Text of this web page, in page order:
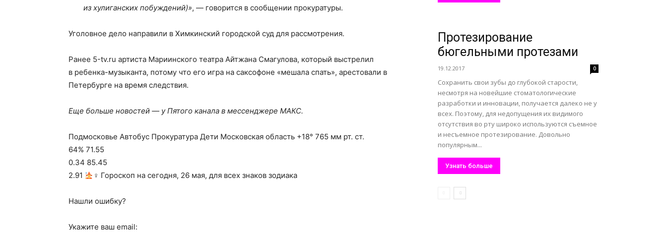
из хулиганских побуждений)», — говорится в сообщении прокуратуры.
Уголовное дело направили в Химкинский городской суд для рассмотрения.
Ранее 5-tv.ru артиста Мариинского театра Айтжана Смагулова, который выстрелил
в ребенка-музыканта, потому что его игра на саксофоне «мешала спать», арестовали в
Петербурге на время следствия.
Еще больше новостей — у Пятого канала в мессенджере МАКС.
Подмосковье Автобус Прокуратура Дети Московская область +18° 765 мм рт. ст.
64% 71.55
0.34 85.45
2.91
‍♀ Гороскоп на сегодня, 26 мая, для всех знаков зодиака
Нашли ошибку?
Укажите ваш email:
Протезирование
бюгельными протезами
19.12.2017 0
Сохранить свои зубы до глубокой старости,
несмотря на новейшие стоматологические
разработки и инновации, получается далеко не у
всех. Поэтому, для недопущения их видимого
отсутствия во рту широко используются съемное
и несъемное протезирование. Довольно
популярным...
Узнать больше